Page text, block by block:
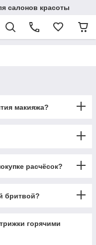
салонов красоты
макияжа?
расчёсок?
бритвой?
горячими